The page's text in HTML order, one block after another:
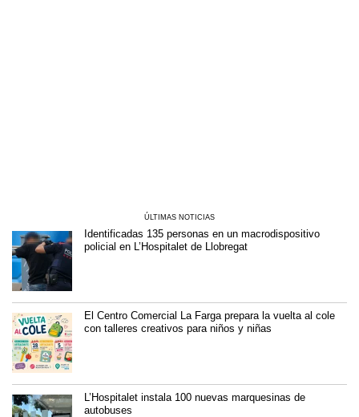
ÚLTIMAS NOTICIAS
Identificadas 135 personas en un macrodispositivo
policial en L’Hospitalet de Llobregat
El Centro Comercial La Farga prepara la vuelta al cole
con talleres creativos para niños y niñas
L’Hospitalet instala 100 nuevas marquesinas de
autobuses